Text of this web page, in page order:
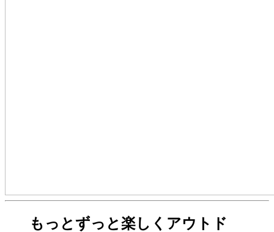
もっとずっと楽しくアウトド